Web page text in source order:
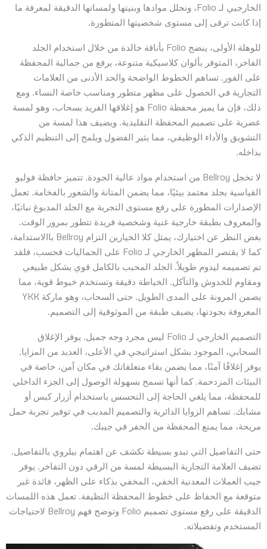
الخارجيي لـ Folio، ونحلل موادها وبنيتها ولمساتها الدقيقة لمعرفة ما
إذا كانت ترقى إلى مستوى شخصيتها المتطورة.
للوهلة الأولى، ينضح Folio بأناقة خالدة من خلال استخدام الجلد
الفاخر، المتوفر بألوان كلاسيكية متنوعة، يرفع من جمالية المحفظة
على الفور. تساهم الخطوط الواضحة والحد الأدنى من العلامات
التجارية في الحصول على مظهر متطور ومناسب خاصة النساء. ومع
ذلك، فإن ما يميز محفظة Folio هو إغلاقها الفريد بسحاب، وهو لمسة
عصرية على تصميم المحفظة التقليدية. ويضيف هذا لمسة من
التشويق والأداء الوظيفي، مما يثير الفضول ويلمح إلى التنظيم الذكي
بداخله.
لا تخجل Bellroy من استخدام مواد عالية الجودة. تتميز حافظة فوليو
القياسية بجلد معتمد بيئيًا، مما يضمن المتانة والشعور بالفخامة. تعمل
الإصدارات المطورة على رفع مستوى التجربة مع الجلد المدبوغ نباتيًا،
والمعروف بطبقة خارجية غنية وشخصية فريدة تتطور بمرور الوقت.
بغض النظر عن اختيارك، يمثل كلا الخيارين التزام Bellroy باالاستدامة،
كما لا يقتصر المظهر الخارجي لـ Folio على الجماليات فحسب، فلقد
تم تصميمه ليدوم طويلاً. الجلد المحبب بالكامل قوي بشكل طبيعي
ومقاوم للخدوش والتآكل. الخياطة دقيقة وتستخدم خيوط قوية، مما
يضمن المرونة على المدى الطويل. حتى السحاب، وهو ماركة YKK
المعروفة بجودتها، يضيف طبقة من الموثوقية إلى التصميم.
التصميم الخارجي لـ Folio ليس مجرد وجه جميل. يوفر الإغلاق
السحابي، الموجود بشكل استراتيجي في الأعلى، العديد من المزايا.
يوفر إغلاقًا آمنًا، مما يضمن بقاء متعلقاتك في مكان آمن، خاصة في
البيئات المزدحمة. كما أنها تسمح بسهولة الوصول إلى الجزء الداخلي
للمحفظة، مما يلغي الحاجة إلى التحسس باستخدام أزرار كبس أو
مشابك. تساهم الزوايا الدائرية والتصميم المدبب في توفير تجربة حمل
مريحة، مما يمنع المحفظة من الحفر في جيبك.
حتى التفاصيل التي تبدو بسيطة تكشف عن اهتمام بيلروي بالتفاصيل.
تضيف العلامة التجارية البسيطة لمسة من الرقي دون التفاخر. يوفر
جيب العملات المعدنية الخفي، المخفي بذكاء على الظهر، فائدة غير
متوقعة مع الحفاظ على خطوط المحفظة النظيفة. تعمل هذه اللمسات
الدقيقة على رفع مستوى تصميم Folio وتوضح فهم Bellroy لاحتياجات
المستخدم وتفضيلاته.